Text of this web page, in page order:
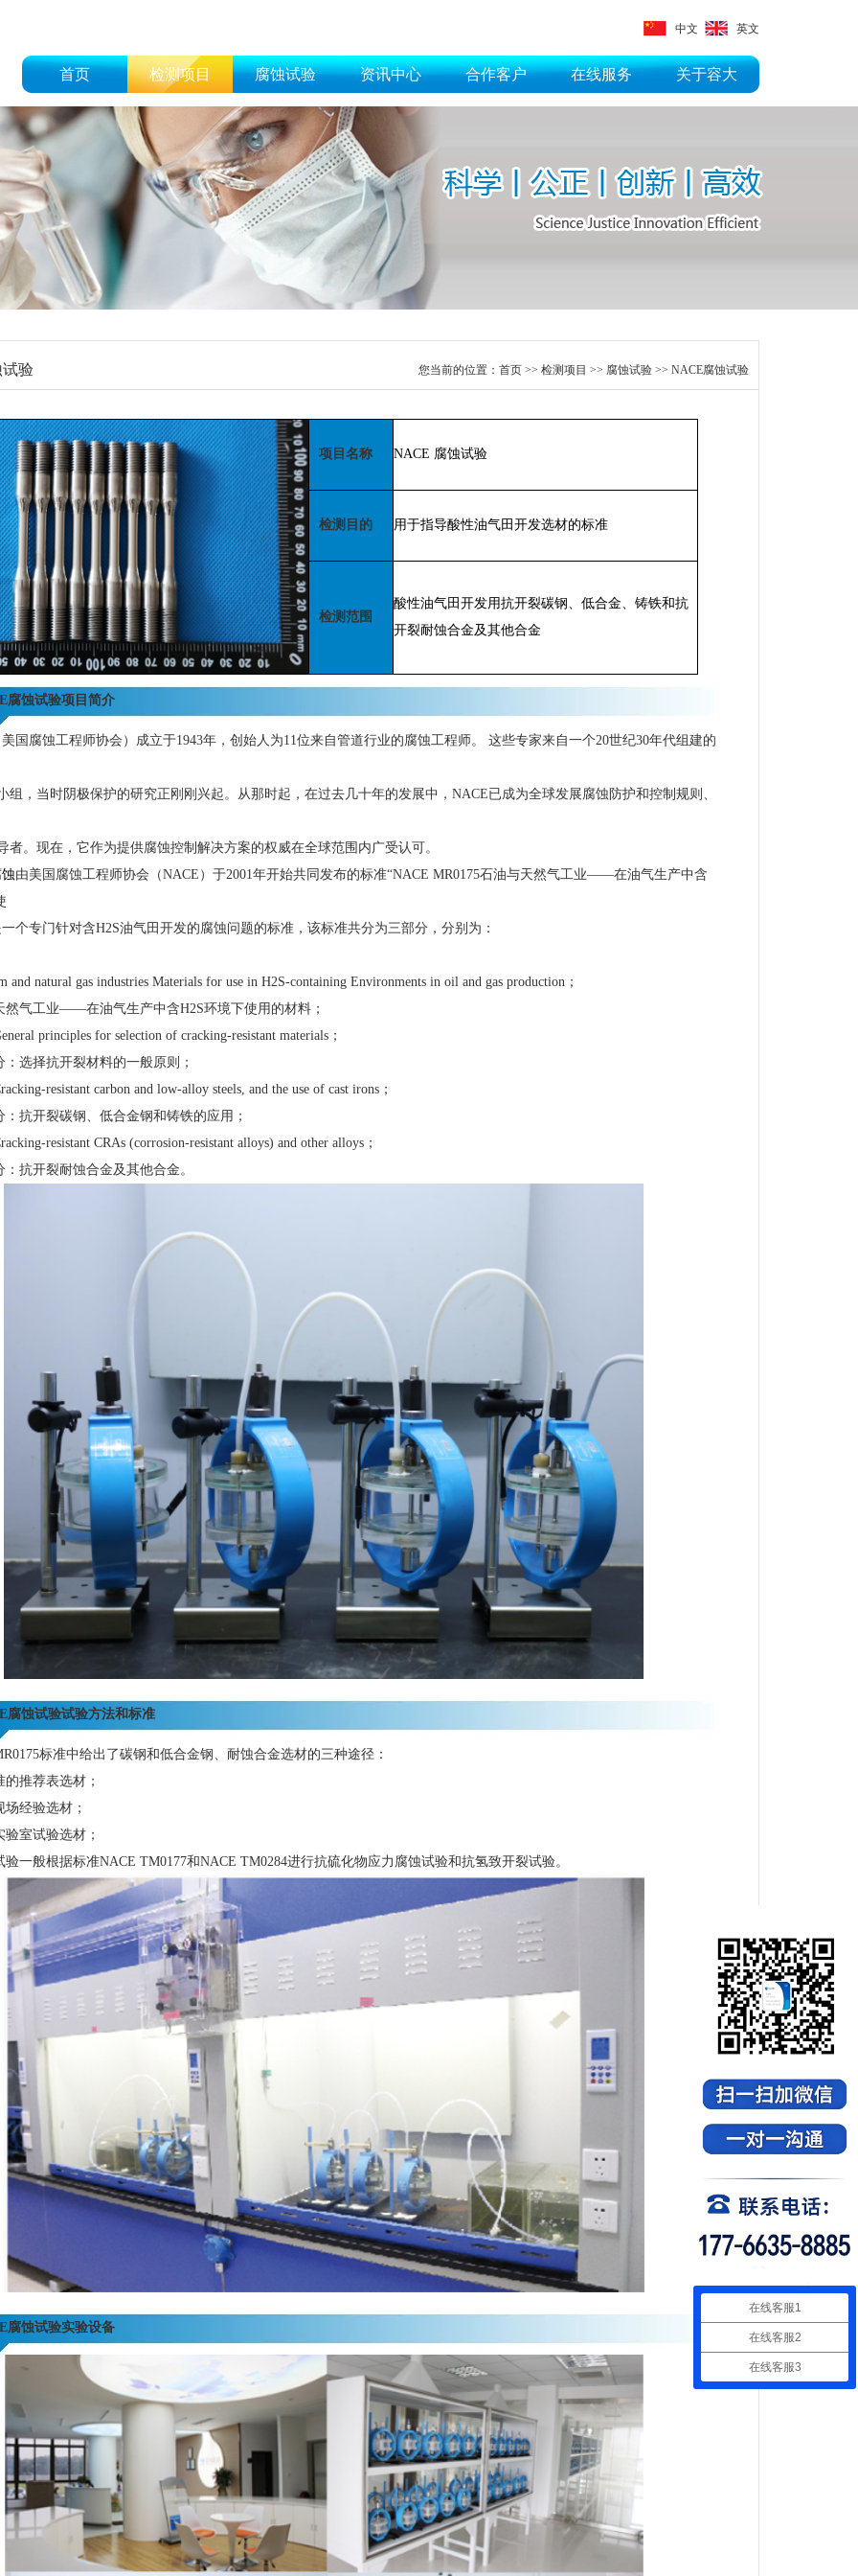
中文 英文
关于容大
在线服务
合作客户
资讯中心
腐蚀试验
检测项目
首页
验 您当前的位置： 首页>> 检测项目 >> 腐蚀试验>> NACE腐蚀试验
项目名称 NACE 腐蚀试验
检测目的 用于指导酸性油气田开发选材的标准
检测范围
酸性油气田开发用抗开裂碳钢、低合金、铸铁和抗
开裂耐蚀合金及其他合金
腐蚀试验项目简介
国腐蚀工程师协会）成立于1943年，创始人为11位来自管道行业的腐蚀工程师。 这些专家来自一个20世纪30年代组建的
组，当时阴极保护的研究正刚刚兴起。从那时起，在过去几十年的发展中，NACE已成为全球发展腐蚀防护和控制规则、
者。现在，它作为提供腐蚀控制解决方案的权威在全球范围内广受认可。
由美国腐蚀工程师协会（NACE）于2001年开始共同发布的标准“NACE MR0175石油与天然气工业——在油气生产中含
个专门针对含H2S油气田开发的腐蚀问题的标准，该标准共分为三部分，分别为：
natural gas industries Materials for use in H2S-containing Environments in oil and gas production；
工业——在油气生产中含H2S环境下使用的材料；
principles for selection of cracking-resistant materials；
择抗开裂材料的一般原则；
resistant carbon and low-alloy steels, and the use of cast irons；
开裂碳钢、低合金钢和铸铁的应用；
resistant CRAs (corrosion-resistant alloys) and other alloys；
开裂耐蚀合金及其他合金。
腐蚀试验试验方法和标准
标准中给出了碳钢和低合金钢、耐蚀合金选材的三种途径：
荐表选材；
验选材；
试验选材；
般根据标准NACE TM0177和NACE TM0284进行抗硫化物应力腐蚀试验和抗氢致开裂试验。
腐蚀试验实验设备
在线客服1
在线客服2
在线客服3